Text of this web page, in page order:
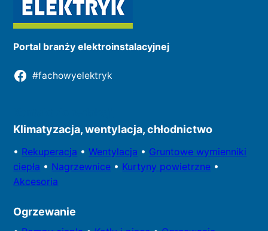
Portal branży elektroinstalacyjnej
#fachowyelektryk
Klimatyzacja, wentylacja, chłodnictwo
• Rekuperacja •Wentylacja • Gruntowe wymienniki
ciepła • Nagrzewnice • Kurtyny powietrzne •
Akcesoria
Ogrzewanie